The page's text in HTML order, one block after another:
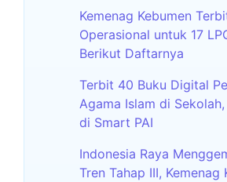
Kemenag Kebumen
Operasional untuk 17
Berikut Daftarnya
Terbit 40 Buku Digital
Agama Islam di
di Smart PAI
Indonesia Raya
Tren Tahap III, Kemenag